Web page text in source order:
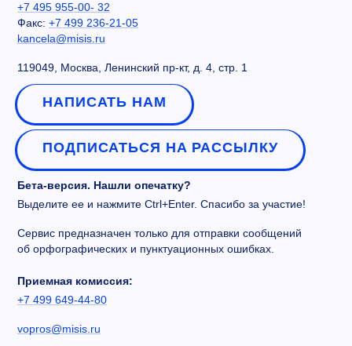
+7 495 955-00- 32
Факс: +7 499 236-21-05
kancela@misis.ru
119049, Москва, Ленинский пр-кт, д. 4, стр. 1
НАПИСАТЬ НАМ
ПОДПИСАТЬСЯ НА РАССЫЛКУ
Бета-версия. Нашли опечатку?
Выделите ее и нажмите Ctrl+Enter. Спасибо за участие!
Сервис предназначен только для отправки сообщений
об орфографических и пунктуационных ошибках.
Приемная комиссия:
+7 499 649-44-80
vopros@misis.ru